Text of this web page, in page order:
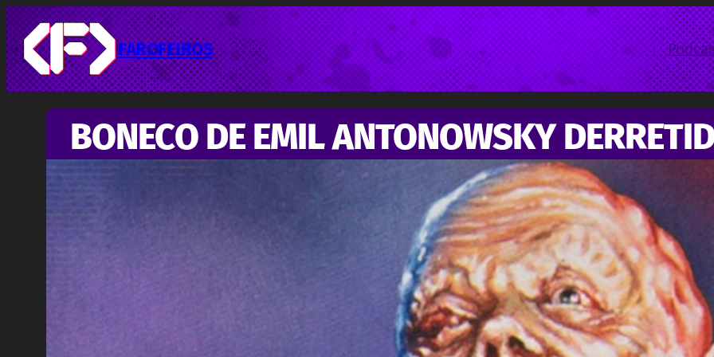
Pular
para
o
conteúdo
FAROFEIROS
BONECO DE EMIL ANTONOWSKY